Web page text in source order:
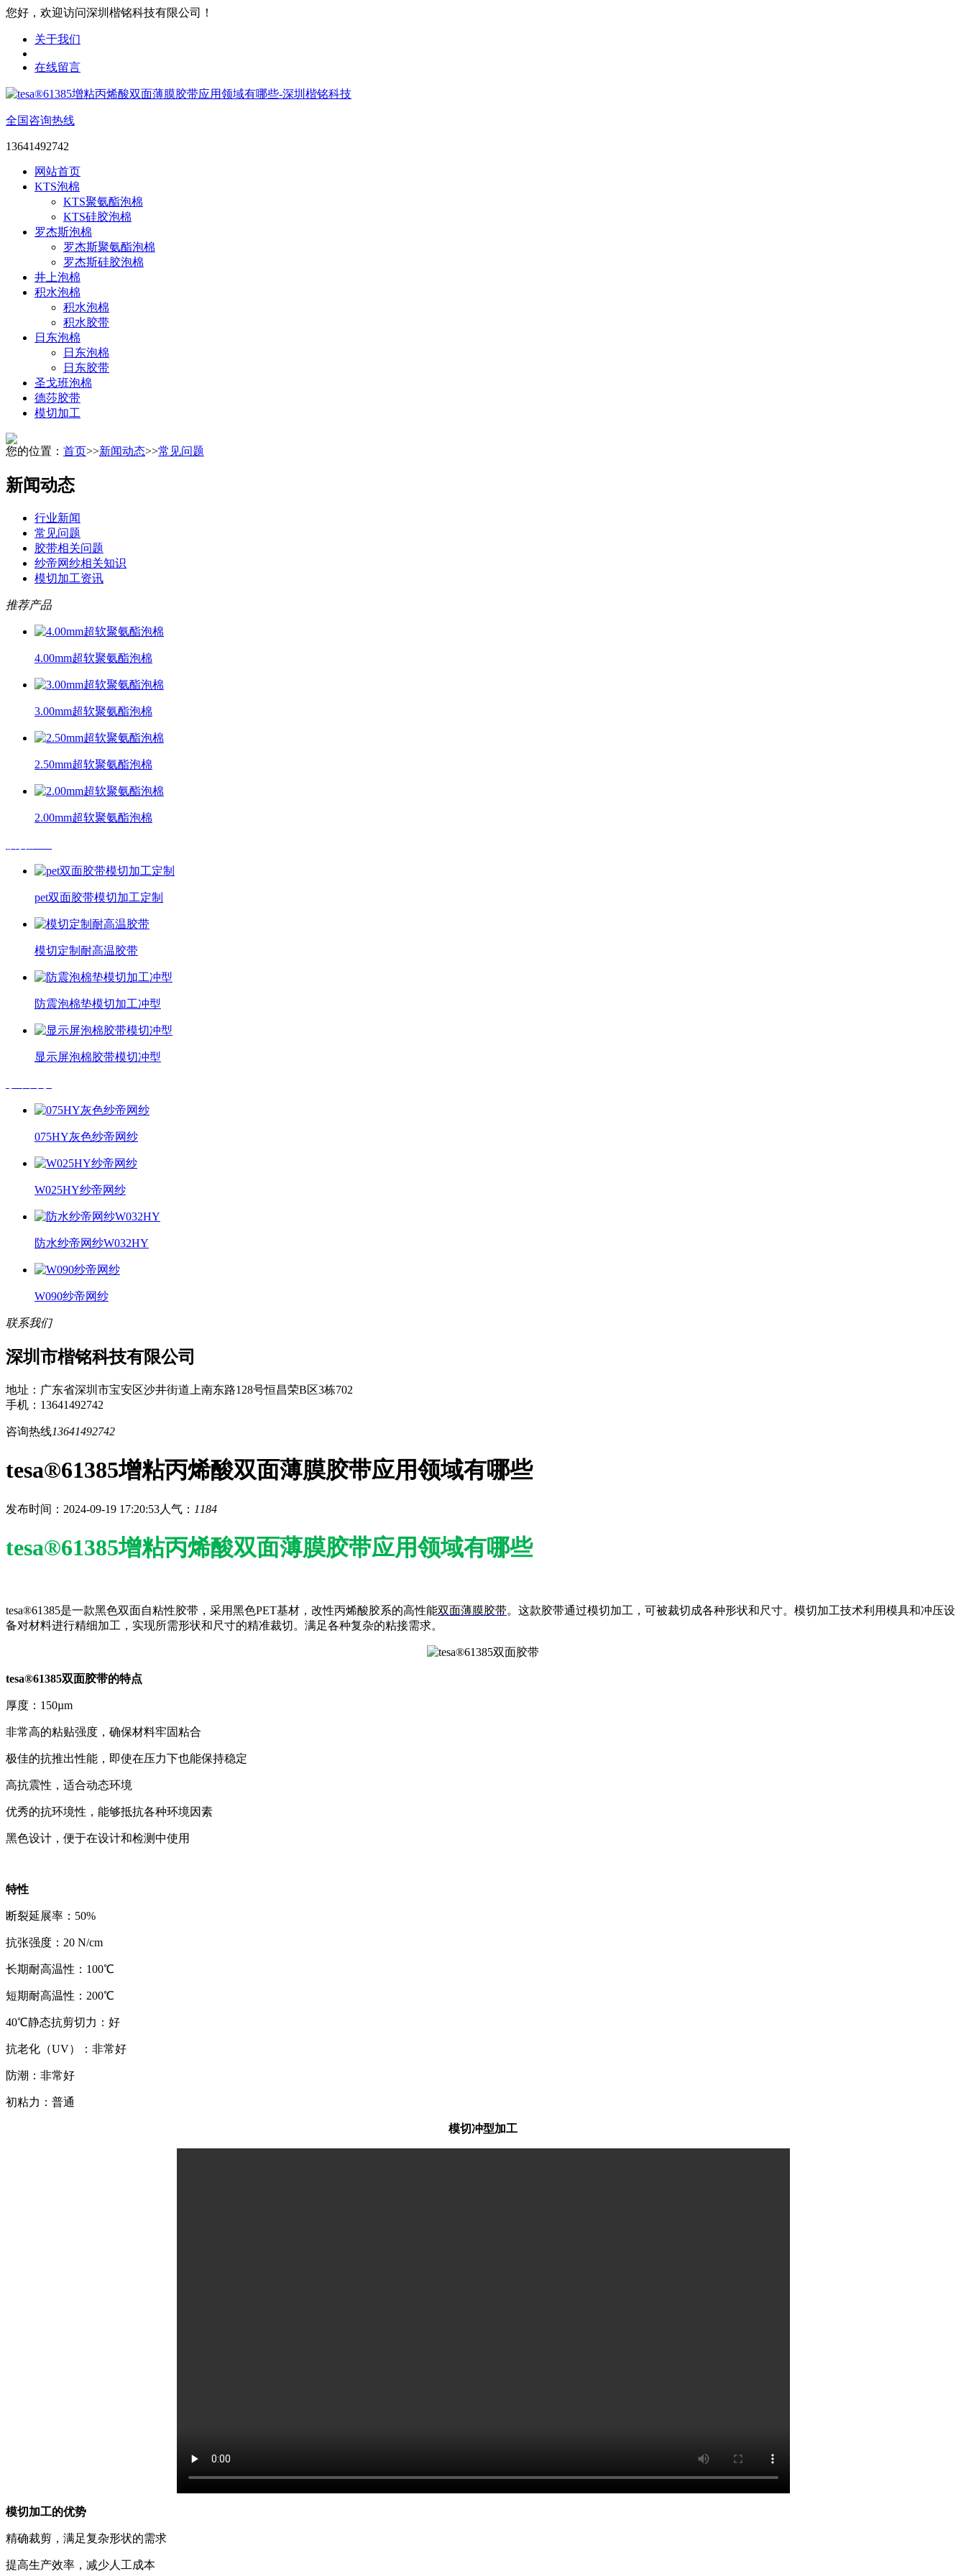
您好，欢迎访问深圳楷铭科技有限公司！
关于我们
在线留言
全国咨询热线
13641492742
网站首页
KTS泡棉
KTS聚氨酯泡棉
KTS硅胶泡棉
罗杰斯泡棉
罗杰斯聚氨酯泡棉
罗杰斯硅胶泡棉
井上泡棉
积水泡棉
积水泡棉
积水胶带
日东泡棉
日东泡棉
日东胶带
圣戈班泡棉
德莎胶带
模切加工
您的位置： 首页>>新闻动态>>常见问题
新闻动态
行业新闻
常见问题
胶带相关问题
纱帝网纱相关知识
模切加工资讯
推荐产品
4.00mm超软聚氨酯泡棉
3.00mm超软聚氨酯泡棉
2.50mm超软聚氨酯泡棉
2.00mm超软聚氨酯泡棉
pet双面胶带模切加工定制
模切定制耐高温胶带
防震泡棉垫模切加工冲型
显示屏泡棉胶带模切冲型
075HY灰色纱帝网纱
W025HY纱帝网纱
防水纱帝网纱W032HY
W090纱帝网纱
联系我们
深圳市楷铭科技有限公司
地址：广东省深圳市宝安区沙井街道上南东路128号恒昌荣B区3栋702
手机：13641492742
咨询热线13641492742
​tesa®61385增粘丙烯酸双面薄膜胶带应用领域有哪些
发布时间：2024-09-19 17:20:53人气： 1184
tesa®61385增粘丙烯酸双面薄膜胶带应用领域有哪些
tesa®61385是一款黑色双面自粘性胶带，采用黑色PET基材，改性丙烯酸胶系的高性能双面薄膜胶带。这款胶带通过模切加工，可被裁切成各种形状和尺寸。模切加工技术利用模具和冲压设
备对材料进行精细加工，实现所需形状和尺寸的精准裁切。满足各种复杂的粘接需求。
tesa®61385双面胶带的特点
厚度：150µm
非常高的粘贴强度，确保材料牢固粘合
极佳的抗推出性能，即使在压力下也能保持稳定
高抗震性，适合动态环境
优秀的抗环境性，能够抵抗各种环境因素
黑色设计，便于在设计和检测中使用
特性
断裂延展率：50%
抗张强度：20 N/cm
长期耐高温性：100℃
短期耐高温性：200℃
40℃静态抗剪切力：好
抗老化（UV）：非常好
防潮：非常好
初粘力：普通
模切冲型加工
模切加工的优势
精确裁剪，满足复杂形状的需求
提高生产效率，减少人工成本